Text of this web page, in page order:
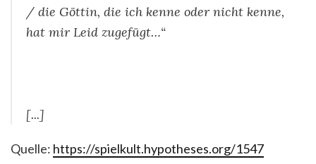
/ die Göttin, die ich kenne oder nicht kenne,
hat mir Leid zugefügt…“
[...]
Quelle: https://spielkult.hypotheses.org/1547